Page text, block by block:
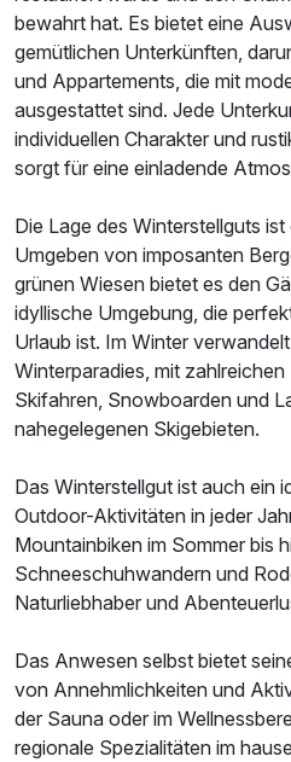
bewahrt hat. Es bietet eine
gemütlichen Unterkünften,
und Appartements, die mit
ausgestattet sind. Jede
individuellen Charakter und
sorgt für eine einladende
Die Lage des Winterstellguts
Umgeben von imposanten
grünen Wiesen bietet es den
idyllische Umgebung, die
Urlaub ist. Im Winter
Winterparadies, mit
Skifahren, Snowboarden und
nahegelegenen Skigebieten.
Das Winterstellgut ist auch ein
Outdoor-Aktivitäten in jeder
Mountainbiken im Sommer bis
Schneeschuhwandern und
Naturliebhaber und
Das Anwesen selbst bietet
von Annehmlichkeiten und
der Sauna oder im
regionale Spezialitäten im